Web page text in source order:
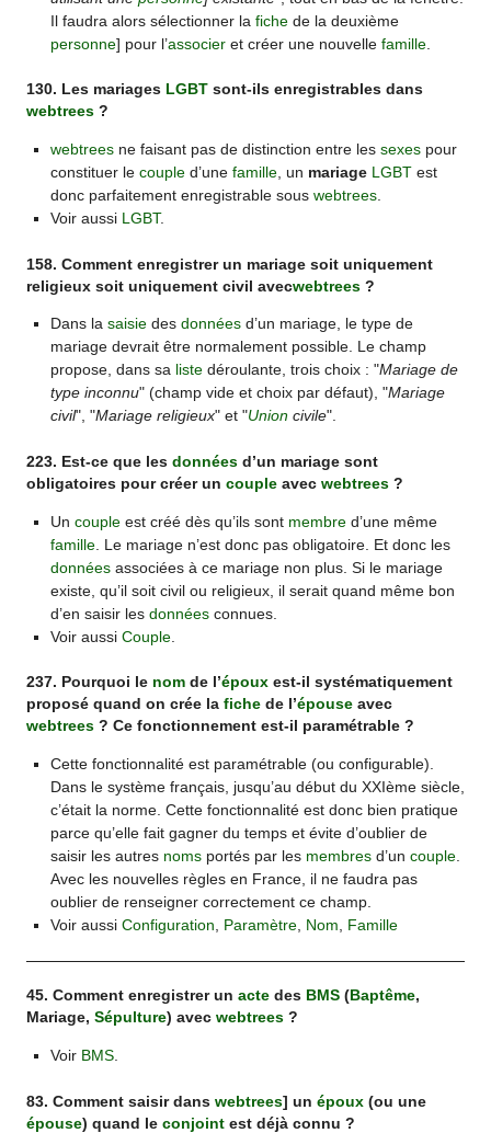
Il faudra alors sélectionner la fichede la deuxième
personne] pour l’associeret créer une nouvelle famille.
130. Les mariages LGBT sont-ils enregistrables dans
webtrees ?
webtreesne faisant pas de distinction entre les sexespour
constituer le coupled’une famille, un mariage LGBTest
donc parfaitement enregistrable sous webtrees.
Voir aussi LGBT.
158. Comment enregistrer un mariage soit uniquement
religieux soit uniquement civil avecwebtrees ?
Dans la saisiedes donnéesd’un mariage, le type de
mariage devrait être normalement possible. Le champ
propose, dans sa listedéroulante, trois choix : "Mariage de
type inconnu" (champ vide et choix par défaut), "Mariage
civil", "Mariage religieux" et "Unioncivile".
223. Est-ce que lesdonnées d’un mariage sont
obligatoires pour créer uncouple avecwebtrees ?
Un coupleest créé dès qu’ils sont membred’une même
famille. Le mariage n’est donc pas obligatoire. Et donc les
donnéesassociées à ce mariage non plus. Si le mariage
existe, qu’il soit civil ou religieux, il serait quand même bon
d’en saisir les donnéesconnues.
Voir aussi Couple.
237. Pourquoi le nom de l’époux est-il systématiquement
proposé quand on crée lafiche de l’épouse avec
webtrees ? Ce fonctionnement est-il paramétrable ?
Cette fonctionnalité est paramétrable (ou configurable).
Dans le système français, jusqu’au début du XXIème siècle,
c’était la norme. Cette fonctionnalité est donc bien pratique
parce qu’elle fait gagner du temps et évite d’oublier de
saisir les autres nomsportés par les membresd’un couple.
Avec les nouvelles règles en France, il ne faudra pas
oublier de renseigner correctement ce champ.
Voir aussi Configuration Paramètre, Nom Famille
45. Comment enregistrer unacte des BMS ( Baptême,
Mariage,Sépulture) avecwebtrees ?
Voir BMS.
83. Comment saisir danswebtrees] unépoux (ou une
épouse) quand leconjoint est déjà connu ?